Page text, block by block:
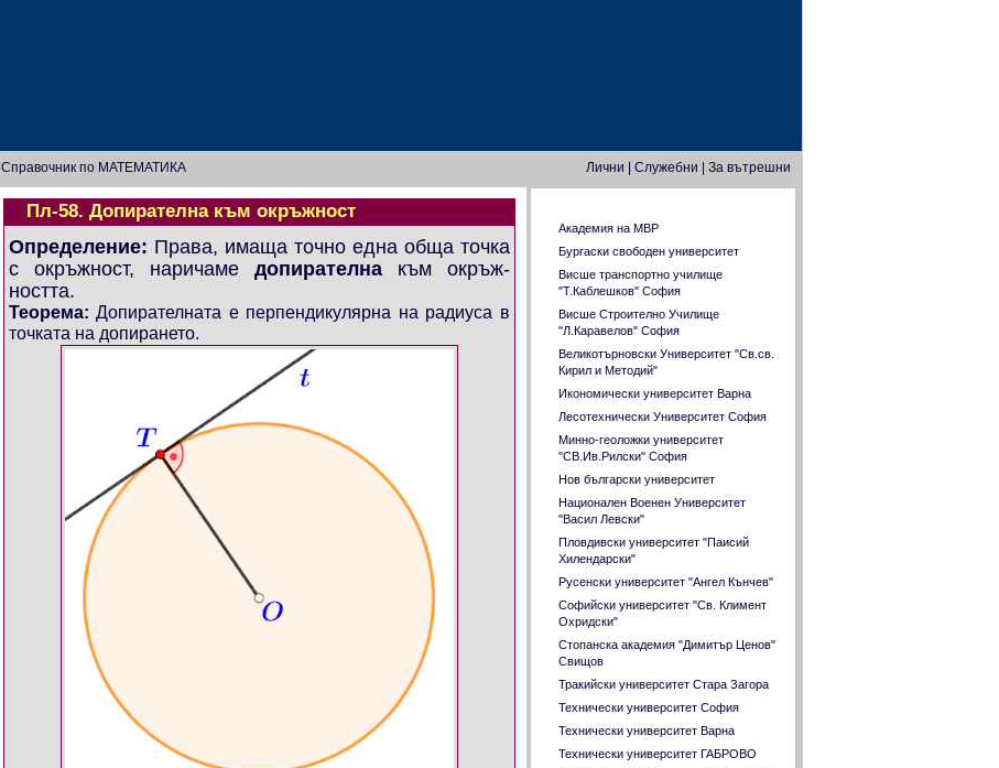
Справочник по МАТЕМАТИКА Лични Служебни За вътрешни
Пл-58. Допирателна към окръжност
Определение: Права, имаща точно една обща точка
с окръжност, наричаме допирателнакъм окръж-
ността.
Теорема: Допирателната е перпендикулярна на радиуса в
точката на допирането.
Академия на МВР
Бургаски свободен университет
Висше транспортно училище
"Т.Каблешков" София
Висше Строително Училище
"Л.Каравелов" София
Великотърновски Университет "Св.св.
Кирил и Методий"
Икономически университет Варна
Лесотехнически Университет София
Минно-геоложки университет
"СВ.Ив.Рилски" София
Нов български университет
Национален Военен Университет
"Васил Левски"
Пловдивски университет "Паисий
Хилендарски"
Русенски университет "Ангел Кънчев"
Софийски университет "Св. Климент
Охридски"
Стопанска академия "Димитър Ценов"
Свищов
Тракийски университет Стара Загора
Технически университет София
Технически университет Варна
Технически университет ГАБРОВО